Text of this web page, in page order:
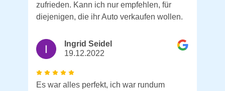
zufrieden. Kann ich nur empfehlen, für
diejenigen, die ihr Auto verkaufen wollen.
Ingrid Seidel
19.12.2022
Es war alles perfekt, ich war rundum